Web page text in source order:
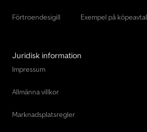
Förtroendesigill Exempel på köpeavtal
Juridisk information
Impressum
Allmänna villkor
Marknadsplatsregler